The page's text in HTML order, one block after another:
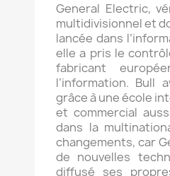
General Electric,
multidivisionnel et
lancée dans
elle a pris le
fabricant
l’information. Bull
grâce à une école
et commercial
dans la
changements, car
de nouvelles
diffusé ses